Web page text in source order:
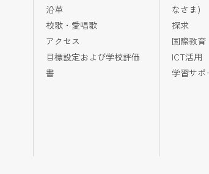
沿革
校歌・愛唱歌
アクセス
目標設定および学校評価
書
なさま)
探求
国際教育
ICT活用
学習サポ